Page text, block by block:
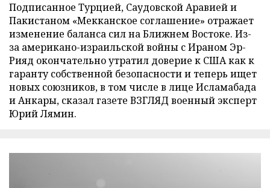
Подписанное Турцией, Саудовской Аравией и
Пакистаном «Мекканское соглашение» отражает
изменение баланса сил на Ближнем Востоке. Из-
за американо-израильской войны с Ираном Эр-
Рияд окончательно утратил доверие к США как к
гаранту собственной безопасности и теперь ищет
новых союзников, в том числе в лице Исламабада
и Анкары, сказал газете ВЗГЛЯД военный эксперт
Юрий Лямин.